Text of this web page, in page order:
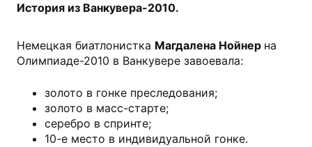
История из Ванкувера-2010.
Немецкая биатлонистка Магдалена Нойнер на
Олимпиаде-2010 в Ванкувере завоевала:
золото в гонке преследования;
золото в масс-старте;
серебро в спринте;
10-е место в индивидуальной гонке.